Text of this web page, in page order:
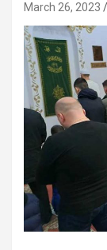
March 26, 2023